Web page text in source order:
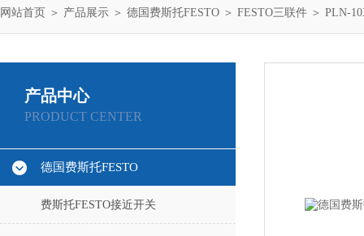
网站首页 ＞ 产品展示 ＞ 德国费斯托FESTO ＞ FESTO三联件 ＞ PLN-
产品中心
PRODUCT CENTER
德国费斯托FESTO
费斯托FESTO接近开关